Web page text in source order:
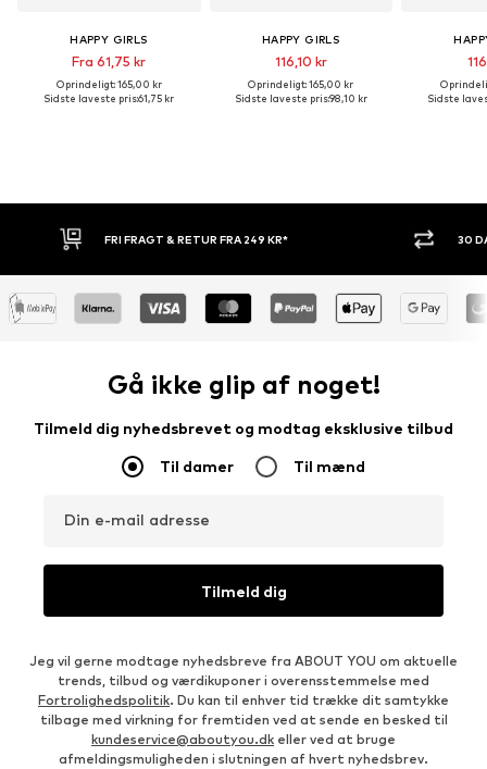
HAPPY GIRLS
Fra 61,75 kr
Oprindeligt: 165,00 kr
Sidste laveste pris:61,75 kr
HAPPY GIRLS
116,10 kr
Oprindeligt: 165,00 kr
Sidste laveste pris:98,10 kr
Sidste
FRI FRAGT & RETUR FRA 249 KR* 30 DAGES
Gå ikke glip af noget!
Tilmeld dig nyhedsbrevet og modtag eksklusive tilbud
Til damer Til mænd
Din e-mail adresse
Tilmeld dig
Jeg vil gerne modtage nyhedsbreve fra ABOUT YOU om aktuelle
trends, tilbud og værdikuponer i overensstemmelse med
Fortrolighedspolitik. Du kan til enhver tid trække dit samtykke
tilbage med virkning for fremtiden ved at sende en besked til
kundeservice@aboutyou.dk eller ved at bruge
afmeldingsmuligheden i slutningen af hvert nyhedsbrev.